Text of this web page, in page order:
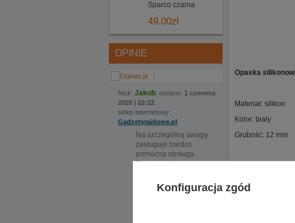
Sparco czarna
49.00zł
OPINIE
Nick: Jakub , dodano: 1 czerwca
2026 | 22:22
sklep internetowy:
Gadzetyrajdowe.pl
Na szczególną uwagę
zasługuje bardzo
pomocna obsługa.
Ekspedientka sama
rozwiązanie, które
okazało się kluczowe.
Opaska
Materiał: silikon
Kolor: biały
Grubość: 12 mm
Rozmiar
Konfiguracja zgód